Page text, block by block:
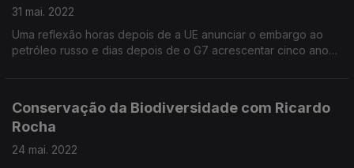
31 mai. 2022
Uma reflexão horas depois de a UE anunciar o embargo ao
petróleo russo e dias depois de o G7 acrescentar cinco anos
Conservação da Biodiversidade com Ricardo
Rocha
24 mai. 2022